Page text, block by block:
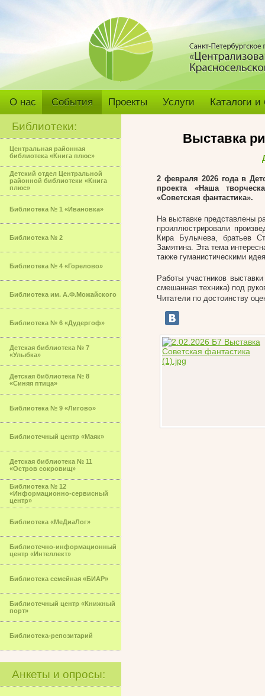
О нас События Проекты Услуги Каталоги
Библиотеки:
Центральная районная
библиотека «Книга плюс»
Детский отдел Центральной
районной библиотеки «Книга
плюс»
Библиотека № 1 «Ивановка»
Библиотека № 2
Библиотека № 4 «Горелово»
Библиотека им. А.Ф.Можайского
Библиотека № 6 «Дудергоф»
Детская библиотека № 7
«Улыбка»
Детская библиотека № 8
«Синяя птица»
Библиотека № 9 «Лигово»
Библиотечный центр «Маяк»
Детская библиотека № 11
«Остров сокровищ»
Библиотека № 12
«Информационно-сервисный
центр»
Библиотека «МеДиаЛог»
Библиотечно-информационный
центр «Интеллект»
Библиотека семейная «БИАР»
Библиотечный центр «Книжный
порт»
Библиотека-репозитарий
Анкеты и опросы:
Выставка
2 февраля 2026 годав
проекта «Наша
«Советская фантастика».
На выставке представлены
проиллюстрировали
Кира Булычева, братьев
Замятина. Эта тема
также гуманистическими
Работы участников
смешанная техника) под
Читатели по достоинству